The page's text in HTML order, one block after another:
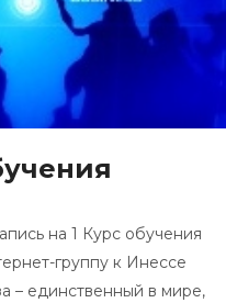
на 1 Курс обучения
группу к Инессе
– единственный в мире,